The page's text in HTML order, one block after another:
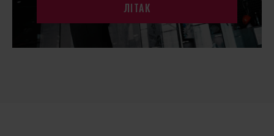
ЛІТАК